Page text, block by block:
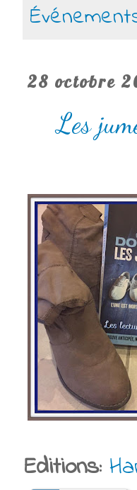
28 octobre
Les
Editions: